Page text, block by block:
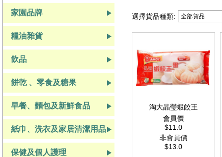
家園品牌
糧油雜貨
飲品
餅乾 、零食及糖果
早餐、麵包及新鮮食品
紙巾、洗衣及家居清潔用品
紙巾、洗衣及家居清潔用品
保健及個人護理
選擇貨品種類:
淘大晶瑩蝦餃王
會員價
$11.0
非會員價
$13.0